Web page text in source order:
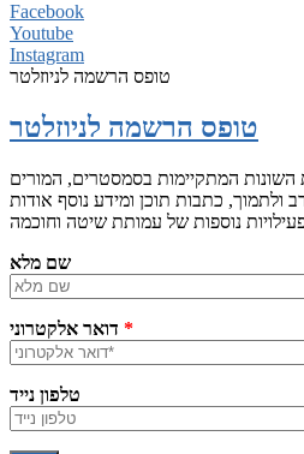
Facebook
Youtube
Instagram
טופס הרשמה לניוזלטר
טופס הרשמה לניוזלטר
השונות המתקיימות בסמסטרים, המורים
ולתמוך, כתבות תוכן ומידע נוסף אודות
שם מלא
*
טלפון נייד